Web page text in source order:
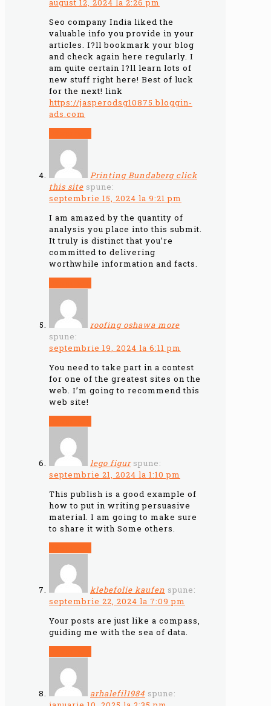
Seo company India liked the
valuable info you provide in your
articles. I?ll bookmark your blog
and check again here regularly. I
am quite certain I?ll learn lots of
new stuff right here! Best of luck
for the next! link
https://jasperodsg10875.bloggin-
ads.com
Printing Bundaberg click
this site spune:
septembrie 15, 2024 la 9:21 pm
I am amazed by the quantity of
analysis you place into this submit.
It truly is distinct that you’re
committed to delivering
worthwhile information and facts.
roofing oshawa more
spune:
septembrie 19, 2024 la 6:11 pm
You need to take part in a contest
for one of the greatest sites on the
web. I’m going to recommend this
web site!
lego figur spune:
septembrie 21, 2024 la 1:10 pm
This publish is a good example of
how to put in writing persuasive
material. I am going to make sure
to share it with Some others.
klebefolie kaufen spune:
septembrie 22, 2024 la 7:09 pm
Your posts are just like a compass,
guiding me with the sea of data.
arhalefil1984 spune: